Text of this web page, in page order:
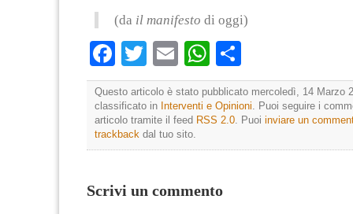
(da il manifesto di oggi)
Facebook
TwitterEmailWhatsApp
Questo articolo è stato pubblicato mercoledì, 14 Marzo
classificato in Interventi e Opinioni . Puoi seguire i
articolo tramite il feed RSS 2.0 . Puoi inviare un
trackback dal tuo sito.
Scrivi un commento